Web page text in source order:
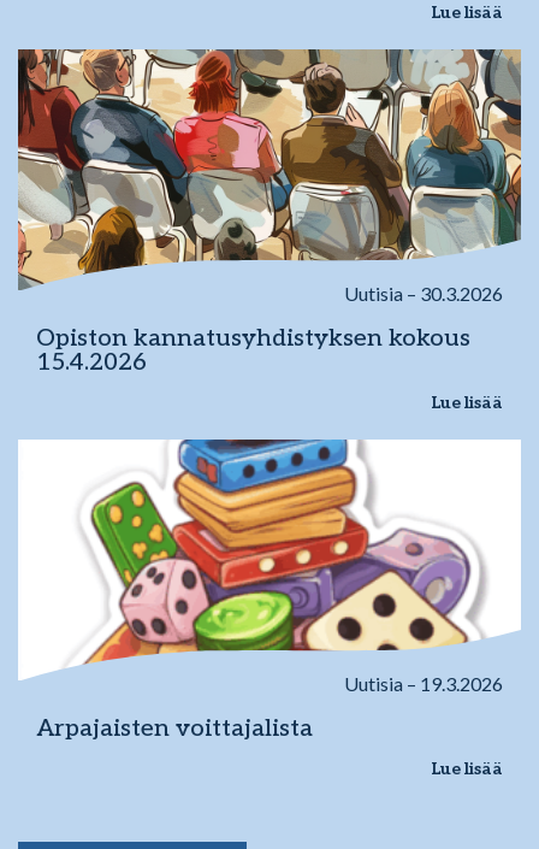
Lue lisää
Uutisia – 30.3.2026
Opiston kannatusyhdistyksen kokous
15.4.2026
Lue lisää
Uutisia – 19.3.2026
Arpajaisten voittajalista
Lue lisää